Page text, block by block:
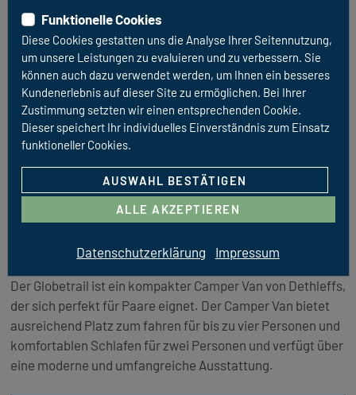
Dethleffs Globetrail 600 Fiat
Der Globetrail ist ein kompakter Camper Van von Dethleffs,
der sich perfekt für Paare eignet. Der Camper Van bietet
ausreichend Platz zum fahren für bis zu vier Personen und
komfortablen Schlafen für zwei Personen und verfügt über
eine moderne und umfangreiche Ausstattung.
Funktionelle Cookies
Diese Cookies gestatten uns die Analyse Ihrer Seitennutzung,
um unsere Leistungen zu evaluieren und zu verbessern. Sie
können auch dazu verwendet werden, um Ihnen ein besseres
Kundenerlebnis auf dieser Site zu ermöglichen. Bei Ihrer
Zustimmung setzten wir einen entsprechenden Cookie.
Dieser speichert Ihr individuelles Einverständnis zum Einsatz
funktioneller Cookies.
AUSWAHL BESTÄTIGEN
ALLE AKZEPTIEREN
Datenschutzerklärung Impressum